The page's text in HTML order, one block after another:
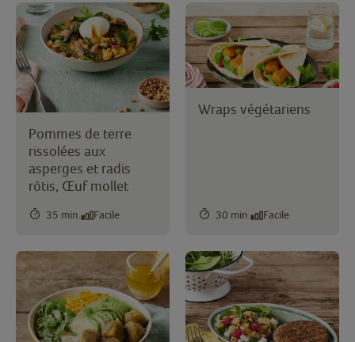
Pommes de terre
rissolées aux
asperges et radis
rôtis, Œuf mollet
35 min. Facile
Wraps végétariens
30 min. Facile